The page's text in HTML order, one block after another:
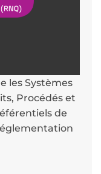
les Systèmes
Procédés et
de